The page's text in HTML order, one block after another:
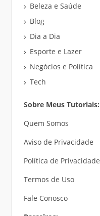
Beleza e Saúde
Blog
Dia a Dia
Esporte e Lazer
Negócios e Política
Tech
Sobre Meus Tutoriais:
Quem Somos
Aviso de Privacidade
Política de Privacidade
Termos de Uso
Fale Conosco